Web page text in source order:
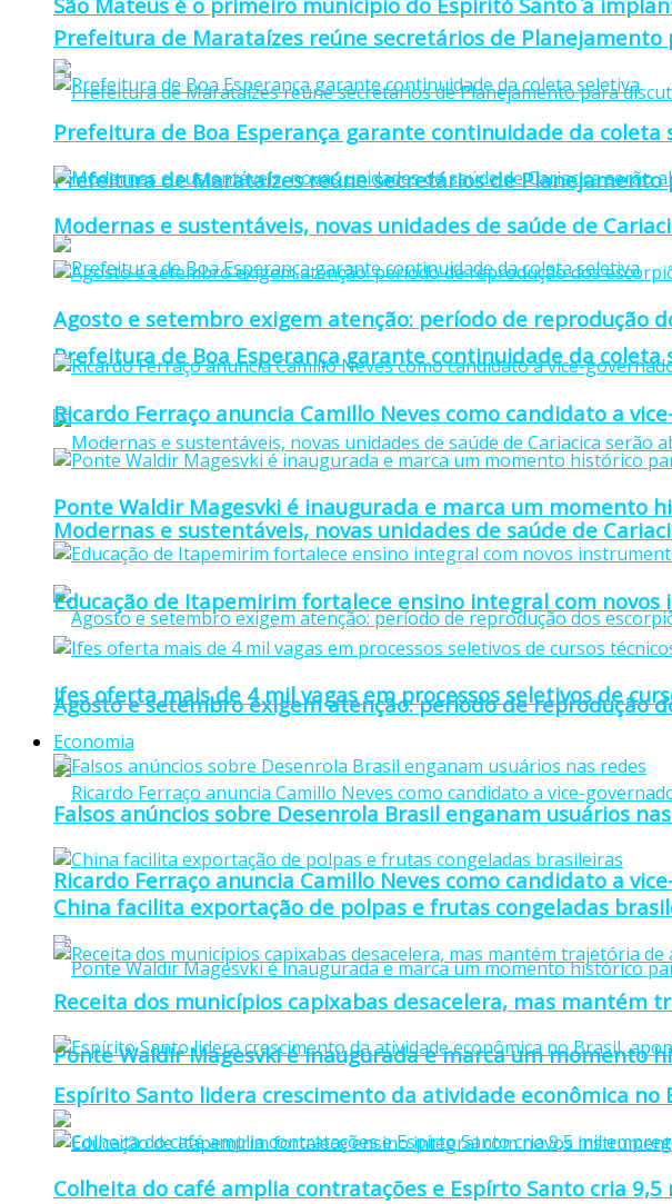
Prefeitura de Marataízes reúne secretários de
Prefeitura de Boa Esperança garante continuidade da coleta
Modernas e sustentáveis, novas unidades de saúde de
Agosto e setembro exigem atenção: período de reprodução
Ricardo Ferraço anuncia Camillo Neves como candidato a
Ponte Waldir Magesvki é inaugurada e marca um momento
Prefeitura de Marataízes reúne secretários de
Prefeitura de Boa Esperança garante continuidade da coleta
Modernas e sustentáveis, novas unidades de saúde de
Agosto e setembro exigem atenção: período de reprodução
Ricardo Ferraço anuncia Camillo Neves como candidato a
Ponte Waldir Magesvki é inaugurada e marca um momento
Educação de Itapemirim fortalece ensino integral com novos
Ifes oferta mais de 4 mil vagas em processos seletivos de
Economia
Falsos anúncios sobre Desenrola Brasil enganam usuários
China facilita exportação de polpas e frutas congeladas
Receita dos municípios capixabas desacelera, mas mantém
Espírito Santo lidera crescimento da atividade econômica no
Colheita do café amplia contratações e Espírto Santo cria